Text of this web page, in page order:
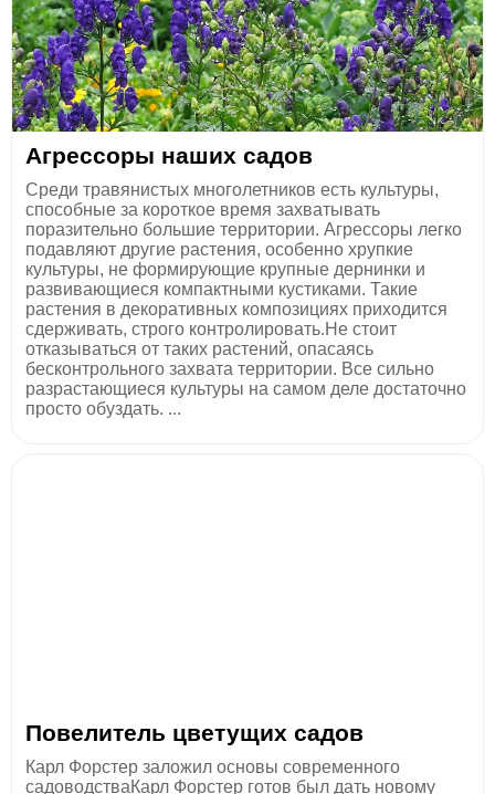
Агрессоры наших садов
Среди травянистых многолетников есть культуры,
способные за короткое время захватывать
поразительно большие территории. Агрессоры легко
подавляют другие растения, особенно хрупкие
культуры, не формирующие крупные дернинки и
развивающиеся компактными кустиками. Такие
растения в декоративных композициях приходится
сдерживать, строго контролировать.Не стоит
отказываться от таких растений, опасаясь
бесконтрольного захвата территории. Все сильно
разрастающиеся культуры на самом деле достаточно
просто обуздать. ...
Повелитель цветущих садов
Карл Форстер заложил основы современного
садоводстваКарл Форстер готов был дать новому